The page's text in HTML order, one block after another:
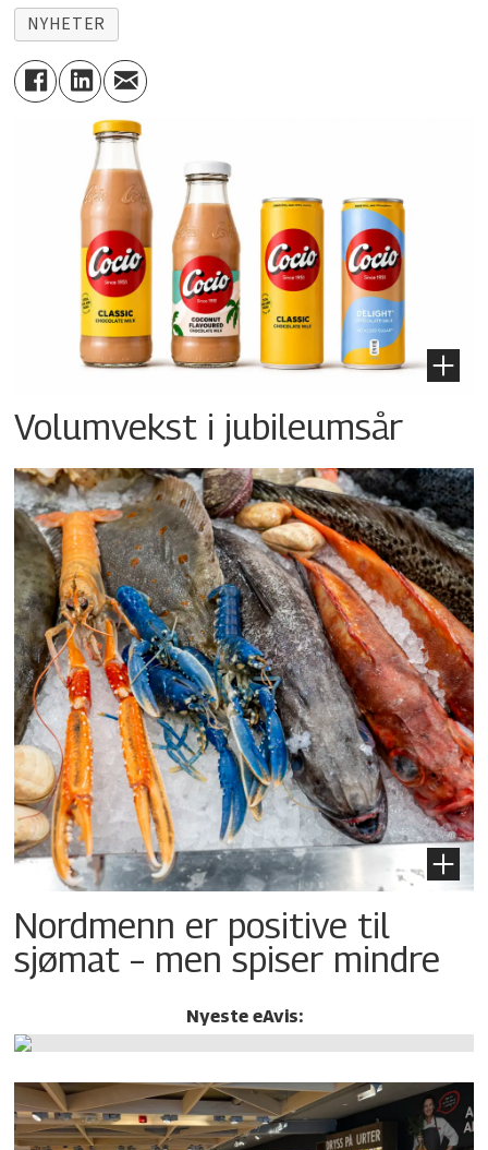
NYHETER
Volumvekst i jubileumsår
Nordmenn er positive til
sjømat – men spiser mindre
Nyeste eAvis: